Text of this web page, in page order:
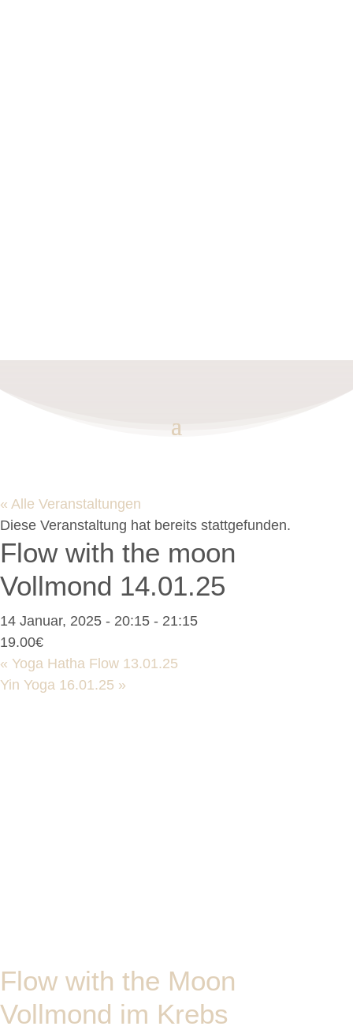
« Alle Veranstaltungen
Diese Veranstaltung hat bereits stattgefunden.
Flow with the moon
Vollmond 14.01.25
14 Januar, 2025 - 20:15 - 21:15
19.00€
« Yoga Hatha Flow 13.01.25
Yin Yoga 16.01.25 »
Flow with the Moon
Vollmond im Krebs